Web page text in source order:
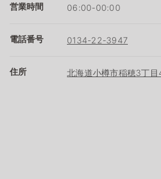
営業時間 06:00-00:00
電話番号 0134-22-3947
住所 北海道小樽市稲穂3丁目